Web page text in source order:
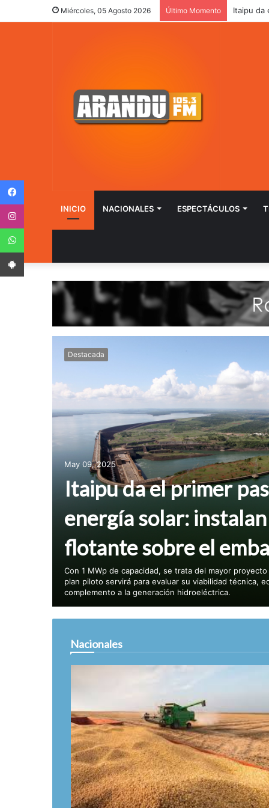
Miércoles, 05 Agosto 2026 Último Momento Itaipu da
INICIO NACIONALES ESPECTÁCULOS
Destacada
May 09, 2025
Itaipu da el primer
energía solar:
flotante sobre el
Con 1 MWp de capacidad, se trata del mayor
plan piloto servirá para evaluar su viabilidad técnica,
complemento a la generación hidroeléctrica.
Nacionales
WhatsApp